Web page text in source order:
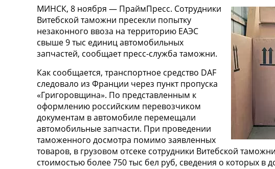
МИНСК, 8 ноября — ПраймПресс. Сотрудники
Витебской таможни пресекли попытку
незаконного ввоза на территорию ЕАЭС
свыше 9 тыс единиц автомобильных
запчастей, сообщает пресс-служба таможни.
Как сообщается, транспортное средство DAF
следовало из Франции через пункт пропуска
«Григоровщина». По представленным к
оформлению российским перевозчиком
документам в автомобиле перемещали
автомобильные запчасти. При проведении
таможенного досмотра помимо заявленных
товаров, в грузовом отсеке сотрудники Витебской
стоимостью более 750 тыс бел руб, сведения о которых в